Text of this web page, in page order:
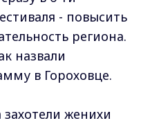
- повысить
региона.
назвали
в Гороховце.
женихи